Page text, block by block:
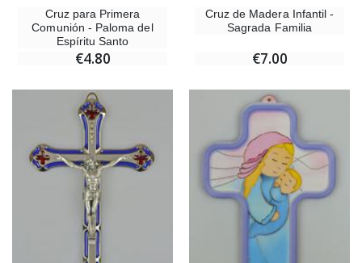
Cruz para Primera
Comunión - Paloma del
Espíritu Santo
€4.80
Cruz de Madera Infantil -
Sagrada Familia
€7.00